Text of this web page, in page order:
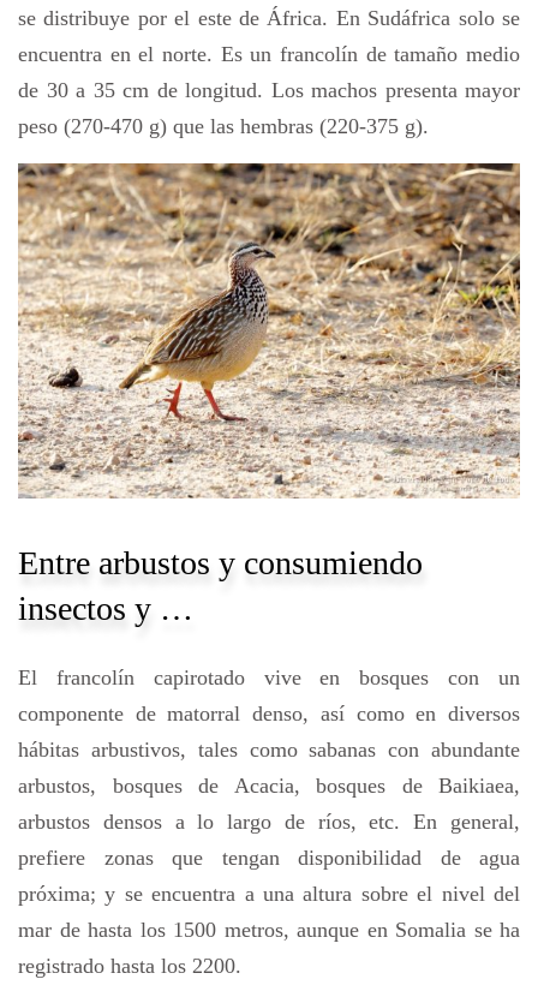
se distribuye por el este de África. En Sudáfrica solo se
encuentra en el norte. Es un francolín de tamaño medio
de 30 a 35 cm de longitud. Los machos presenta mayor
peso (270-470 g) que las hembras (220-375 g).
Entre arbustos y consumiendo
insectos y …
El francolín capirotado vive en bosques con un
componente de matorral denso, así como en diversos
hábitas arbustivos, tales como sabanas con abundante
arbustos, bosques de Acacia, bosques de Baikiaea,
arbustos densos a lo largo de ríos, etc. En general,
prefiere zonas que tengan disponibilidad de agua
próxima; y se encuentra a una altura sobre el nivel del
mar de hasta los 1500 metros, aunque en Somalia se ha
registrado hasta los 2200.